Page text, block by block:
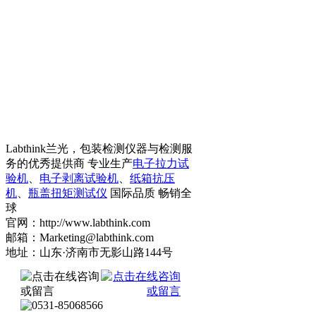
Labthink兰光，包装检测仪器与检测服
务的优秀提供商 专业生产电子拉力试
验机
电子剥离试验机
纸箱抗压
机
瓶盖扭矩测试仪 国际品质 畅销全
球
官网：http://www.labthink.com
邮箱：Marketing@labthink.com
地址：山东·济南市无影山路144号